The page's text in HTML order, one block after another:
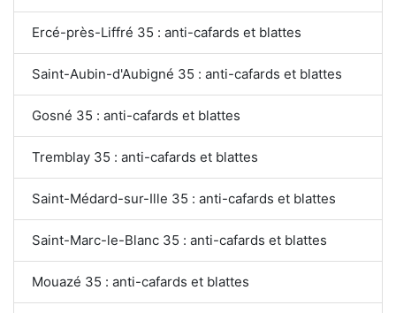
Ercé-près-Liffré 35 : anti-cafards et blattes
Saint-Aubin-d'Aubigné 35 : anti-cafards et blattes
Gosné 35 : anti-cafards et blattes
Tremblay 35 : anti-cafards et blattes
Saint-Médard-sur-Ille 35 : anti-cafards et blattes
Saint-Marc-le-Blanc 35 : anti-cafards et blattes
Mouazé 35 : anti-cafards et blattes